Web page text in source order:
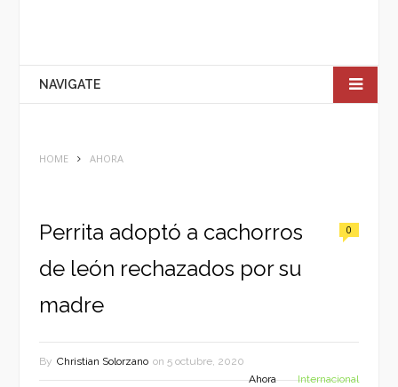
NAVIGATE
HOME AHORA
Perrita adoptó a cachorros
de león rechazados por su
madre
0
By Christian Solorzano on 5 octubre, 2020
Ahora
Internacional